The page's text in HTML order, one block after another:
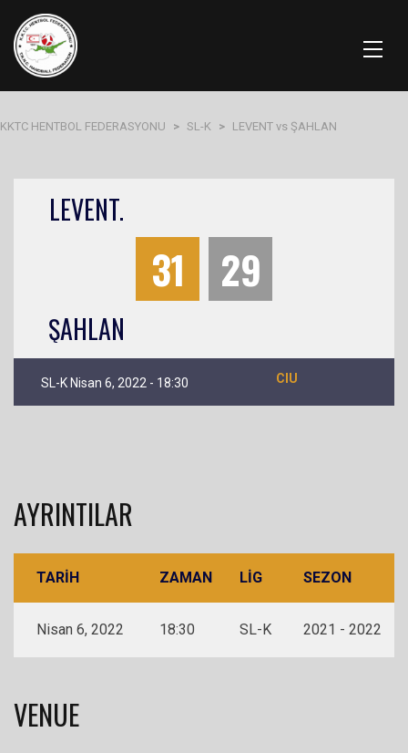
KKTC HENTBOL FEDERASYONU > SL-K > LEVENT vs ŞAHLAN
LEVENT.
31 29
ŞAHLAN
SL-K Nisan 6, 2022 - 18:30 CIU
AYRINTILAR
TARIH ZAMAN LIG SEZON
Nisan 6, 2022 18:30 SL-K 2021 - 2022
VENUE